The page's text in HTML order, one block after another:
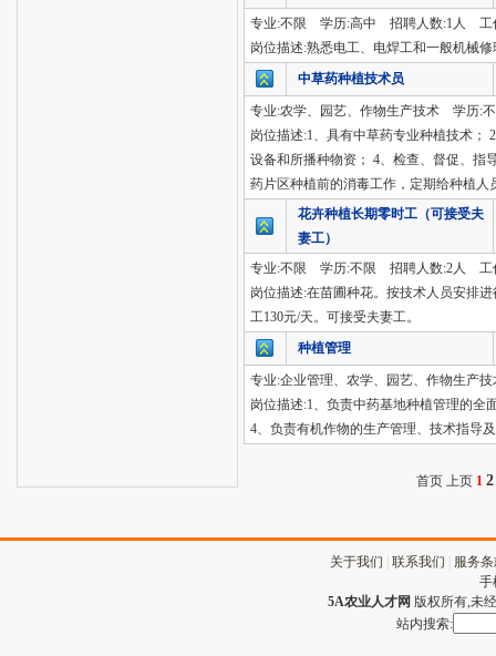
专业:不限 学历:高中 招聘人数:1人 工
岗位描述:熟悉电工、电焊工和一般机械
中草药种植技术员
专业:农学、园艺、作物生产技术 学历:
岗位描述:1、具有中草药专业种植技术；
设备和所播种物资； 4、检查、督促、指
药片区种植前的消毒工作，定期给种植
花卉种植长期零时工（可接受夫
妻工）
专业:不限 学历:不限 招聘人数:2人 工
岗位描述:在苗圃种花。按技术人员安排
工130元/天。可接受夫妻工。
种植管理
专业:企业管理、农学、园艺、作物生
岗位描述:1、负责中药基地种植管理的全
4、负责有机作物的生产管理、技术指导
首页 上页 1 2
关于我们 联系我们
服务
手
5A农业人才网 版权所有,未
站内搜索: